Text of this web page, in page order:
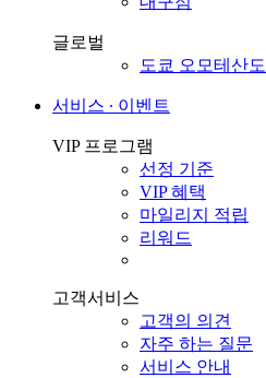
글로벌
도쿄 오모테산도
서비스 ∙ 이벤트
VIP 프로그램
선정 기준
VIP 혜택
마일리지 적립
리워드
고객서비스
고객의 의견
자주 하는 질문
서비스 안내